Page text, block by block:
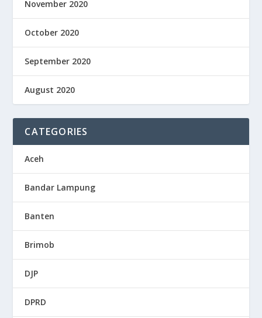
November 2020
October 2020
September 2020
August 2020
CATEGORIES
Aceh
Bandar Lampung
Banten
Brimob
DJP
DPRD